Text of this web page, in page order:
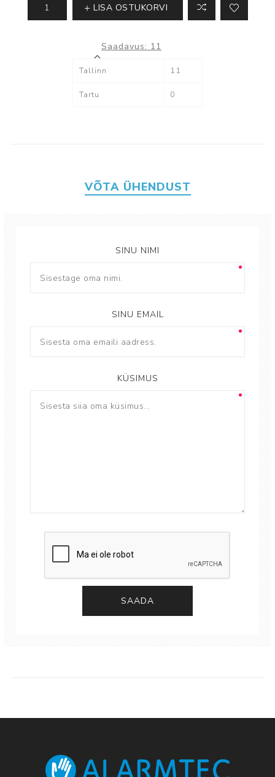
LISA OSTUKORVI
Saadavus: 11
Tallinn 11
Tartu 0
VÕTA ÜHENDUST
SINU NIMI
SINU EMAIL
KÜSIMUS
SAADA